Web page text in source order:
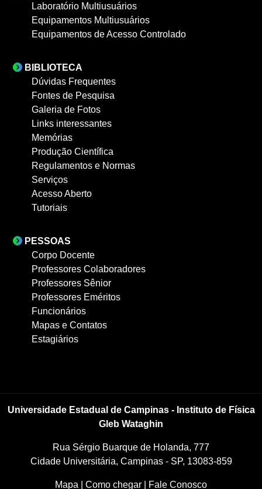
Laboratório Multiusuários
Equipamentos Multiusuários
Equipamentos de Acesso Controlado
BIBLIOTECA
Dúvidas Frequentes
Fontes de Pesquisa
Galeria de Fotos
Links interessantes
Memórias
Produção Científica
Regulamentos e Normas
Serviços
Acesso Aberto
Tutoriais
PESSOAS
Corpo Docente
Professores Colaboradores
Professores Sênior
Professores Eméritos
Funcionários
Mapas e Contatos
Estagiários
Universidade Estadual de Campinas - Instituto de Física
Gleb Wataghin
Rua Sérgio Buarque de Holanda, 777
Cidade Universitária, Campinas - SP, 13083-859
Mapa Como chegar Fale Conosco